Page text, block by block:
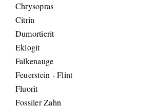
Chrysopras
Citrin
Dumortierit
Eklogit
Falkenauge
Feuerstein - Flint
Fluorit
Fossiler Zahn